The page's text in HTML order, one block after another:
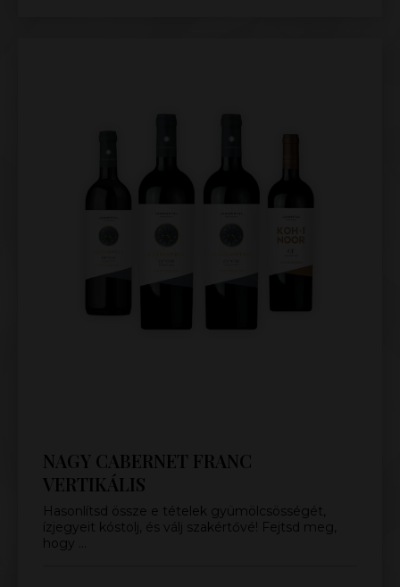
NAGY CABERNET FRANC
VERTIKÁLIS
Hasonlítsd össze e tételek gyümölcsösségét,
ízjegyeit kóstolj, és válj szakértővé! Fejtsd meg,
hogy …